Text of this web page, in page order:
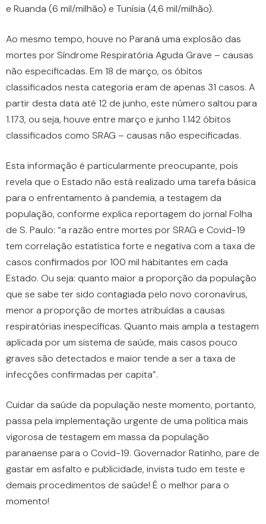
e Ruanda (6 mil/milhão) e Tunísia (4,6 mil/milhão).
Ao mesmo tempo, houve no Paraná uma explosão das
mortes por Síndrome Respiratória Aguda Grave – causas
não especificadas. Em 18 de março, os óbitos
classificados nesta categoria eram de apenas 31 casos. A
partir desta data até 12 de junho, este número saltou para
1.173, ou seja, houve entre março e junho 1.142 óbitos
classificados como SRAG – causas não especificadas.
Esta informação é particularmente preocupante, pois
revela que o Estado não está realizado uma tarefa básica
para o enfrentamento à pandemia, a testagem da
população, conforme explica reportagem do jornal Folha
de S. Paulo: “a razão entre mortes por SRAG e Covid-19
tem correlação estatística forte e negativa com a taxa de
casos confirmados por 100 mil habitantes em cada
Estado. Ou seja: quanto maior a proporção da população
que se sabe ter sido contagiada pelo novo coronavírus,
menor a proporção de mortes atribuídas a causas
respiratórias inespecíficas. Quanto mais ampla a testagem
aplicada por um sistema de saúde, mais casos pouco
graves são detectados e maior tende a ser a taxa de
infecções confirmadas per capita”.
Cuidar da saúde da população neste momento, portanto,
passa pela implementação urgente de uma política mais
vigorosa de testagem em massa da população
paranaense para o Covid-19. Governador Ratinho, pare de
gastar em asfalto e publicidade, invista tudo em teste e
demais procedimentos de saúde! É o melhor para o
momento!